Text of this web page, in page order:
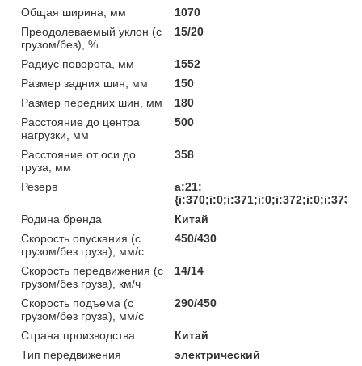
Общая ширина, мм
1070
Преодолеваемый уклон (с
грузом/без), %
15/20
Радиус поворота, мм
1552
Размер задних шин, мм
150
Размер передних шин, мм
180
Расстояние до центра
нагрузки, мм
500
Расстояние от оси до
груза, мм
358
Резерв
a:21:
Родина бренда
Китай
Скорость опускания (с
грузом/без груза), мм/с
450/430
Скорость передвижения (с
грузом/без груза), км/ч
14/14
Скорость подъема (с
грузом/без груза), мм/с
290/450
Страна производства
Китай
Тип передвижения
электрический